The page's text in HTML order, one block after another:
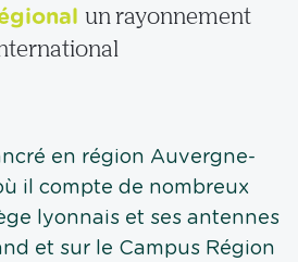
un rayonnement
en région Auvergne-
il compte de nombreux
lyonnais et ses antennes
et sur le Campus Région